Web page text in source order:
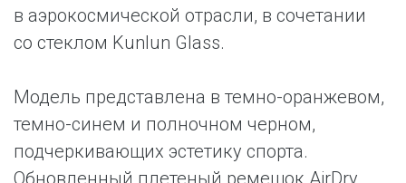
в аэрокосмической отрасли, в сочетании
со стеклом Kunlun Glass.
Модель представлена в темно-оранжевом,
темно-синем и полночном черном,
подчеркивающих эстетику спорта.
Обновленный плетеный ремешок AirDry